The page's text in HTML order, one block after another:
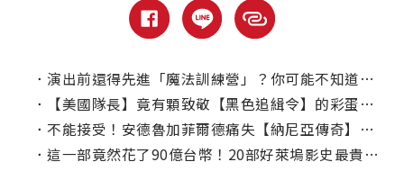
． 演出前還得先進「魔法訓練營」？你可能不知道的有趣電影幕後
．
【美國隊長】竟有顆致敬【黑色追緝令】的彩蛋？ 你可能沒注意到的電影「隱藏版小細節」
． 不能接受！安德魯加菲爾德痛失【納尼亞傳奇】角色理由
． 這一部竟然花了90億台幣！20部好萊塢影史最貴電影